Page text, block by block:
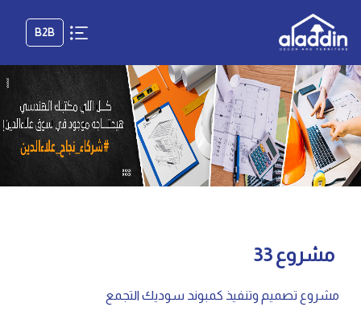
B2B
مشروع 33
مشروع تصميم وتنفيذ كمبوند سوديك التجمع